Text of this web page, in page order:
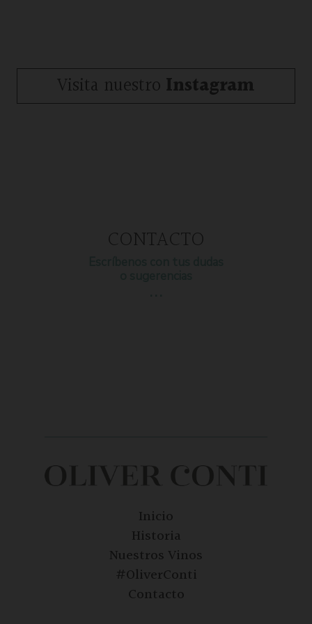
Visita nuestro Instagram
CONTACTO
Inicio
Historia
Nuestros Vinos
#OliverConti
Contacto